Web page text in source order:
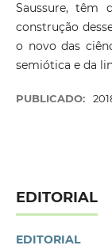
Saussure, têm
construção
o novo das
semiótica e da
PUBLICADO:
EDITORIAL
EDITORIAL